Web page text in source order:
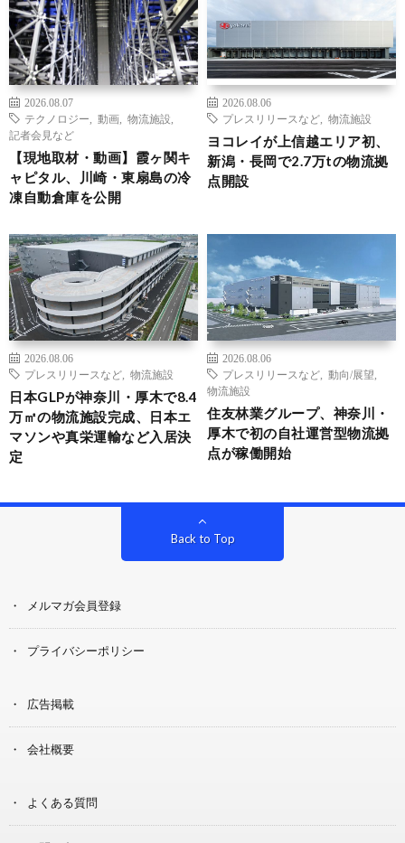
2026.08.07
テクノロジー
動画 物流施設
記者会見など
【現地取材・動画】霞ヶ関キ
ャピタル、川崎・東扇島の冷
凍自動倉庫を公開
2026.08.06
プレスリリースなど
物流施設
ヨコレイが上信越エリア初、
新潟・長岡で2.7万tの物流拠
点開設
2026.08.06
プレスリリースなど
物流施設
日本GLPが神奈川・厚木で8.4
万㎡の物流施設完成、日本エ
マソンや真栄運輸など入居決
定
2026.08.06
プレスリリースなど
動向/展望
物流施設
住友林業グループ、神奈川・
厚木で初の自社運営型物流拠
点が稼働開始
Back to Top
メルマガ会員登録
プライバシーポリシー
広告掲載
会社概要
よくある質問